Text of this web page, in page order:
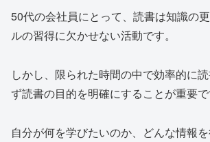
50代の会社員にとって、読書は知識の
ルの習得に欠かせない活動です。
しかし、限られた時間の中で効率的に
ず読書の目的を明確にすることが重要で
自分が何を学びたいのか、どんな情報